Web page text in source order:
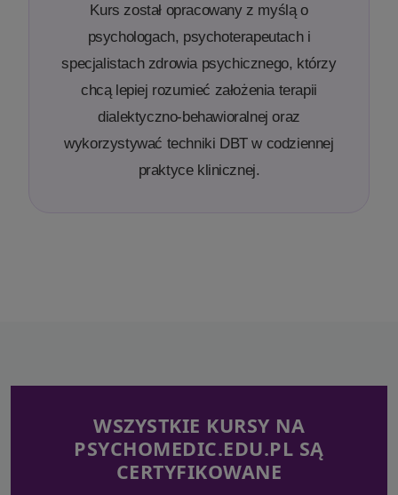
Kurs został opracowany z myślą o
psychologach, psychoterapeutach i
specjalistach zdrowia psychicznego, którzy
chcą lepiej rozumieć założenia terapii
dialektyczno-behawioralnej oraz
wykorzystywać techniki DBT w codziennej
praktyce klinicznej.
WSZYSTKIE KURSY NA
PSYCHOMEDIC.EDU.PL SĄ
CERTYFIKOWANE